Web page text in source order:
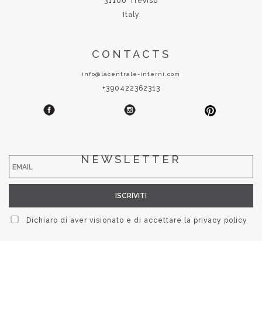
Italy
CONTACTS
info@lacentrale-interni.com
+390422362313
NEWSLETTER
Dichiaro di aver visionato e di accettare la privacy policy